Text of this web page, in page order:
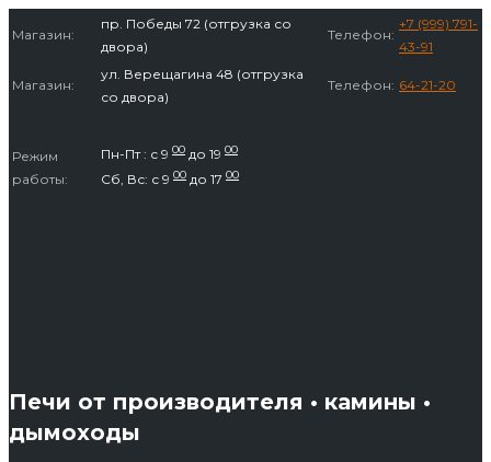
содержимому
Магазин:
пр. Победы 72 (отгрузка со
двора)
Телефон:
+7 (999) 791-
43-91
Магазин:
ул. Верещагина 48 (отгрузка
со двора)
Телефон: 64-21-20
Режим
работы:
Пн-Пт : с 9 00 до 19 00
Сб, Вс: с 9 00 до 17 00
Печи от производителя • камины •
дымоходы